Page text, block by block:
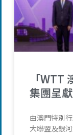
「WTT
集團呈
由澳門特別
大聯盟及銀